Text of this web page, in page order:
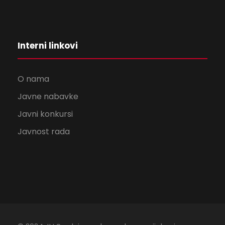
Interni linkovi
O nama
Javne nabavke
Javni konkursi
Javnost rada